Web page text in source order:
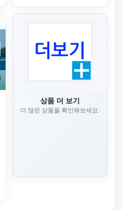
상품 더 보기
더 많은 상품을 확인해보세요.